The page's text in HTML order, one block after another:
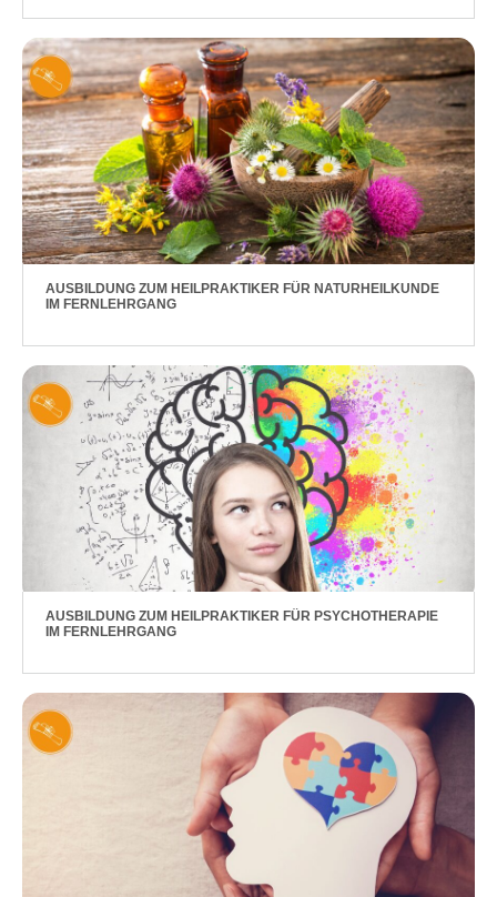
AUSBILDUNG ZUM HEILPRAKTIKER FÜR NATURHEILKUNDE
IM FERNLEHRGANG
AUSBILDUNG ZUM HEILPRAKTIKER FÜR PSYCHOTHERAPIE
IM FERNLEHRGANG